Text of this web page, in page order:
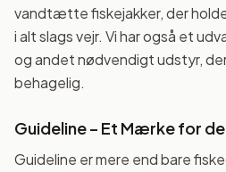
vandtætte fiskejakker, der
i alt slags vejr. Vi har også et
og andet nødvendigt udstyr,
behagelig.
Guideline – Et Mærke for
Guideline er mere end bare